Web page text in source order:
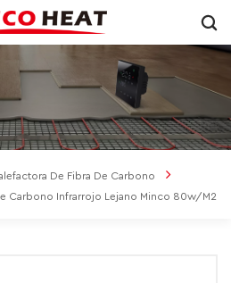
De Fibra De Carbono
Carbono Infrarrojo Lejano Minco 80w/m2